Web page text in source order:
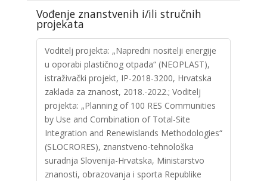
Vođenje znanstvenih i/ili stručnih
projekata
Voditelj projekta: „Napredni nositelji energije
u oporabi plastičnog otpada“ (NEOPLAST),
istraživački projekt, IP-2018-3200, Hrvatska
zaklada za znanost, 2018.-2022.; Voditelj
projekta: „Planning of 100 RES Communities
by Use and Combination of Total-Site
Integration and Renewislands Methodologies“
(SLOCRORES), znanstveno-tehnološka
suradnja Slovenija-Hrvatska, Ministarstvo
znanosti, obrazovanja i sporta Republike